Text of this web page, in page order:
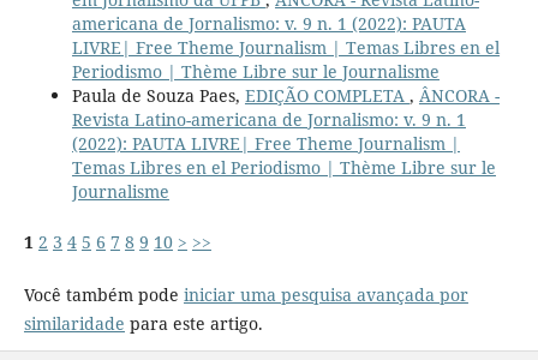
americana de Jornalismo: v. 9 n. 1 (2022): PAUTA
LIVRE| Free Theme Journalism | Temas Libres en el
Periodismo | Thème Libre sur le Journalisme
Paula de Souza Paes, EDIÇÃO COMPLETA , ÂNCORA -
Revista Latino-americana de Jornalismo: v. 9 n. 1
(2022): PAUTA LIVRE| Free Theme Journalism |
Temas Libres en el Periodismo | Thème Libre sur le
Journalisme
1 2 3 4 5 6 7 8 9 10 > >>
Você também pode iniciar uma pesquisa avançada por
similaridade para este artigo.